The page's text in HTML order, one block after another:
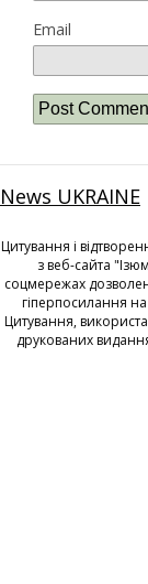
Email
News UKRAINE
Цитування і
з веб-сайта
соцмережах
гіперпосилання
Цитування,
друкованих